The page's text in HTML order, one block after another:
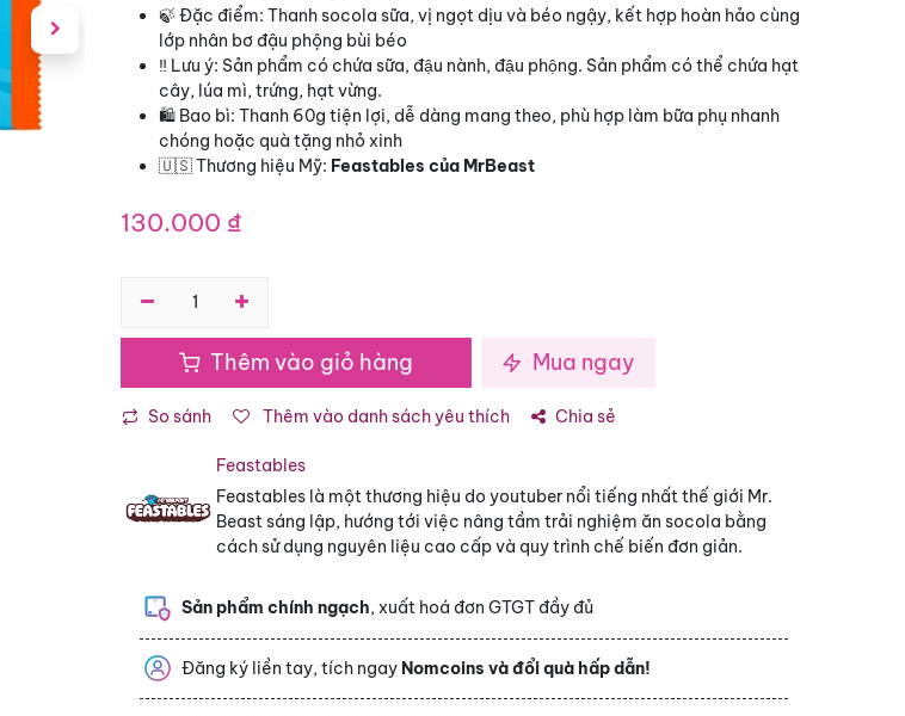
🍃 Đặc điểm: Thanh socola sữa, vị ngọt dịu và béo ngậy, kết hợp hoàn hảo cùng
lớp nhân bơ đậu phộng bùi béo
‼️ Lưu ý: Sản phẩm có chứa sữa, đậu nành, đậu phộng. Sản phẩm có thể chứa hạt
cây, lúa mì, trứng, hạt vừng.
🛍️ Bao bì: Thanh 60g tiện lợi, dễ dàng mang theo, phù hợp làm bữa phụ nhanh
chóng hoặc quà tặng nhỏ xinh
🇺🇸 Thương hiệu Mỹ: Feastables của MrBeast
130.000 ₫
Thêm vào giỏ hàng Mua ngay
So sánh Thêm vào danh sách yêu thích Chia sẻ
Feastables
Feastables là một thương hiệu do youtuber nổi tiếng nhất thế giới Mr.
Beast sáng lập, hướng tới việc nâng tầm trải nghiệm ăn socola bằng
cách sử dụng nguyên liệu cao cấp và quy trình chế biến đơn giản.
Sản phẩm chính ngạch, xuất hoá đơn GTGT đầy đủ
Đăng ký liền tay, tích ngay Nomcoins và đổi quà hấp dẫn!